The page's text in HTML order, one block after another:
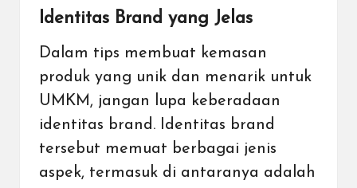
Identitas Brand yang Jelas
Dalam tips membuat kemasan
produk yang unik dan menarik untuk
UMKM, jangan lupa keberadaan
identitas brand. Identitas brand
tersebut memuat berbagai jenis
aspek, termasuk di antaranya adalah